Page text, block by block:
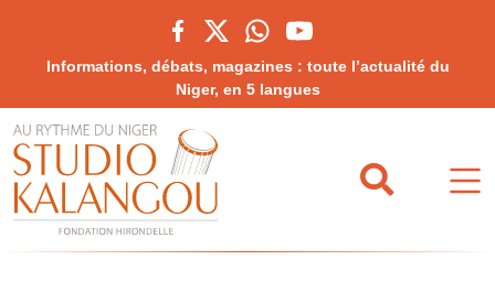
Informations, débats, magazines : toute l’actualité du
Niger, en 5 langues